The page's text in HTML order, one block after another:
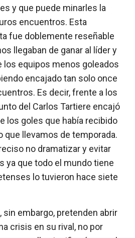
y que puede minarles la
encuentros. Esta
fue doblemente reseñable
llegaban de ganar al líder y
los equipos menos goleados
encajado tan solo once
Es decir, frente a los
del Carlos Tartiere encajó
los goles que había recibido
que llevamos de temporada.
no dramatizar y evitar
ya que todo el mundo tiene
lo tuvieron hace siete
sin embargo, pretenden abrir
crisis en su rival, no por